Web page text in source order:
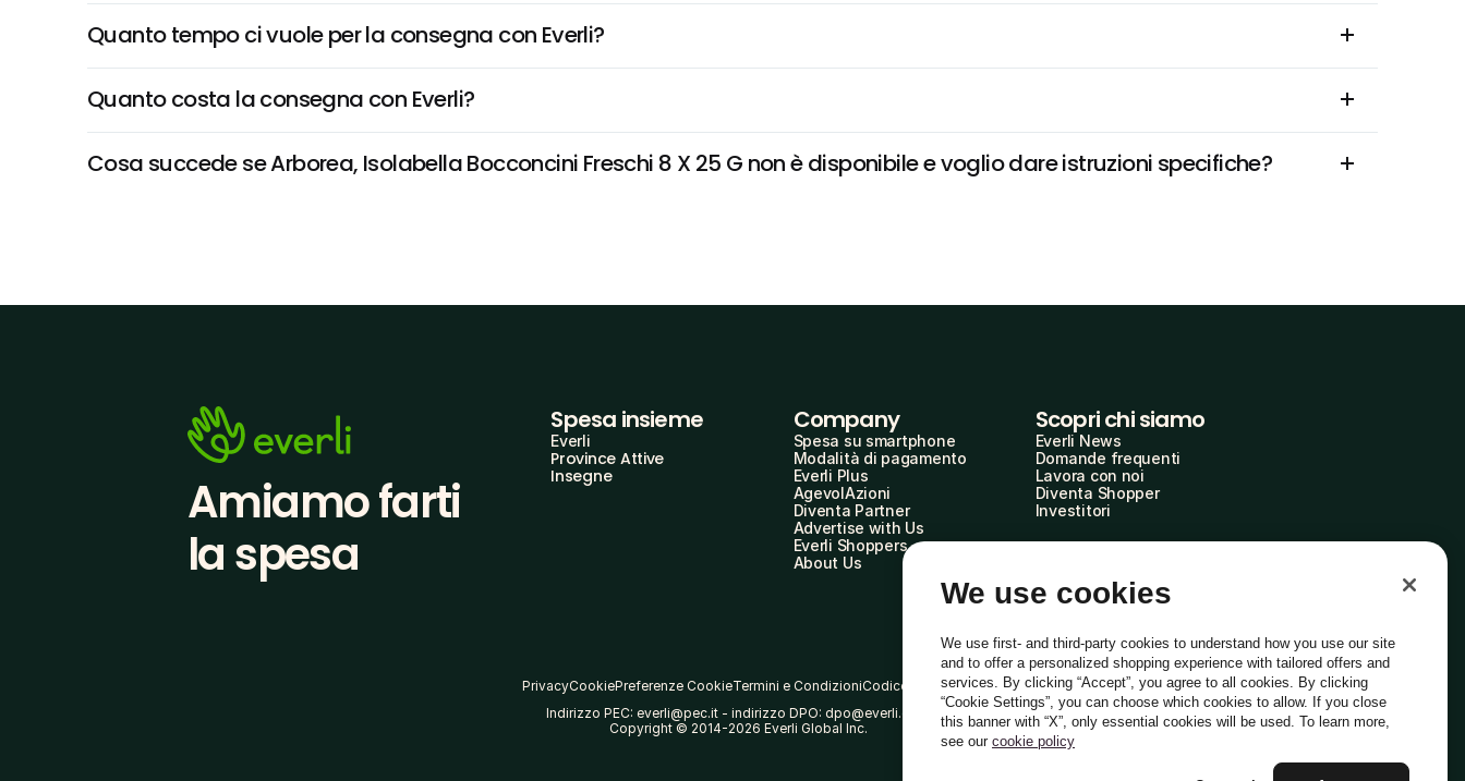
Quanto tempo ci vuole per la consegna con Everli?
Quanto costa la consegna con Everli?
Cosa succede se Arborea, Isolabella Bocconcini Freschi 8 X 25 G non è disponibile e voglio dare istruzioni specifiche?
Amiamo farti
la spesa
Spesa insieme
Everli
Province Attive
Insegne
Company
Spesa su smartphone
Modalità di pagamento
Everli Plus
AgevolAzioni
Diventa Partner
Advertise with Us
Everli Shoppers
About Us
Scopri chi siamo
Everli News
Domande frequenti
Lavora con noi
Diventa Shopper
Investitori
PrivacyCookiePreferenze CookieTermini e CondizioniCodice Etico
Indirizzo PEC: everli@pec.it - indirizzo DPO: dpo@everli.com
Copyright © 2014-2026 Everli Global Inc.
Italiano
We use cookies
We use first- and third-party cookies to understand how you use our site
and to offer a personalized shopping experience with tailored offers and
services. By clicking “Accept”, you agree to all cookies. By clicking
“Cookie Settings”, you can choose which cookies to allow. If you close
this banner with “X”, only essential cookies will be used. To learn more,
see our cookie policy